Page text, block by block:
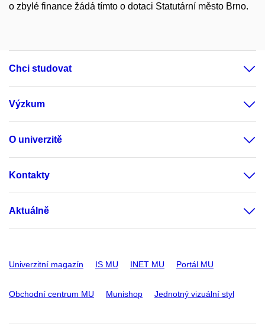
o zbylé finance žádá tímto o dotaci Statutární město Brno.
Chci studovat
Výzkum
O univerzitě
Kontakty
Aktuálně
Univerzitní magazín IS MU INET MU Portál MU
Obchodní centrum MU Munishop Jednotný vizuální styl